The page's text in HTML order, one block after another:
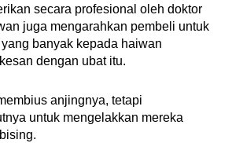
secara profesional oleh doktor
juga mengarahkan pembeli untuk
banyak kepada haiwan
dengan ubat itu.
anjingnya, tetapi
untuk mengelakkan mereka